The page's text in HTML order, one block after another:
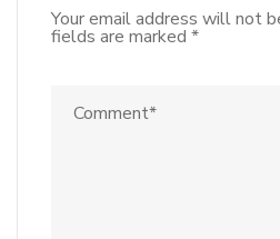
Your email address will not
fields are marked *